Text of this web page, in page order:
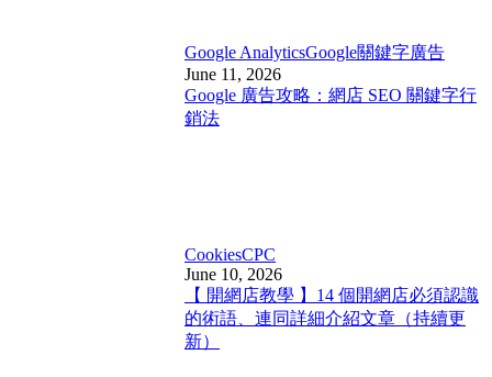
Google AnalyticsGoogle關鍵字廣告
June 11, 2026
Google 廣告攻略：網店 SEO 關鍵字行
銷法
CookiesCPC
June 10, 2026
【 開網店教學 】14 個開網店必須認識
的術語、連同詳細介紹文章（持續更
新）